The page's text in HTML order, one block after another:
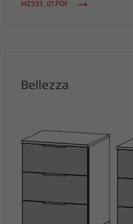
MZ333_01.PDF
Bellezza